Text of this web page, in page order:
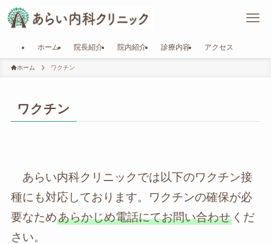
ホーム 院長紹介 院内紹介 診療内容 アクセス
ホーム ワクチン
ワクチン
あらい内科クリニックでは以下のワクチン接
種にも対応しております。ワクチンの確保が必
要なためあらかじめ電話にてお問い合わせくだ
さい。